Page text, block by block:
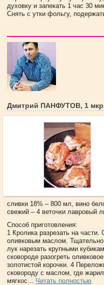
духовку и запекать 1 час 30
Снять с утки фольгу,
Дмитрий ПАНФУТОВ, 1
сливки 18% – 800 мл, вино
свежий – 4 веточки лавровый
Способ приготовления:
1 Кролика разрезать на
оливковым маслом.
лук нарезать крупными
сковороде разогреть
золотистой корочки. 4
сковороду с маслом, где
мягкос... Читать полностью